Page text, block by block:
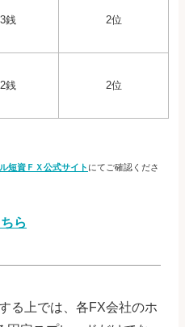
銭 2位
銭 2位
短資ＦＸ公式サイト にてご確認くださ
ら
る上では、各FX会社のホ